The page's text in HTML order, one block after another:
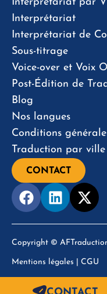
Interprétariat par
Interprétariat
Interprétariat de
Sous-titrage
Voice-over et Voix
Post-Édition de
Blog
Nos langues
Conditions
Traduction par ville
CONTACT
Copyright ©
Mentions légales CGU